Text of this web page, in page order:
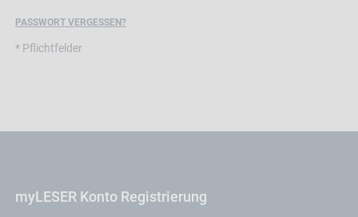
PASSWORT VERGESSEN?
* Pflichtfelder
myLESER Konto Registrierung